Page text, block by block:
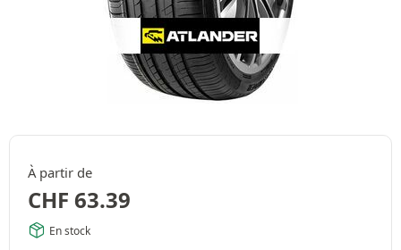
À partir de
CHF 63.39
En stock